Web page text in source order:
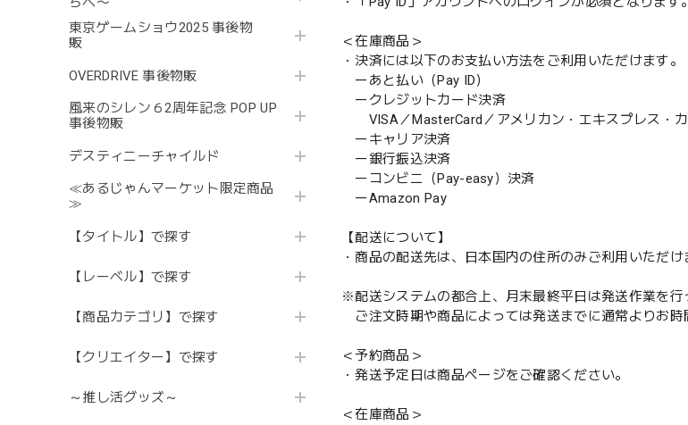
東京ゲームショウ2025 事後物
販
OVERDRIVE 事後物販
風来のシレン６2周年記念 POP UP
事後物販
デスティニーチャイルド
≪あるじゃんマーケット限定商品
≫
【タイトル】で探す
【レーベル】で探す
【商品カテゴリ】で探す
【クリエイター】で探す
～推し活グッズ～
＜在庫商品＞
・決済には以下のお支払い方法をご利用いただけます。
ーあと払い（Pay ID）
ークレジットカード決済
VISA／MasterCard／アメリカン・エキスプレス・カ
ーキャリア決済
ー銀行振込決済
ーコンビニ（Pay-easy）決済
ーAmazon Pay
【配送について】
・商品の配送先は、日本国内の住所のみご利用いただけ
※配送システムの都合上、月末最終平日は発送作業を行
ご注文時期や商品によっては発送までに通常よりお時
＜予約商品＞
・発送予定日は商品ページをご確認ください。
＜在庫商品＞